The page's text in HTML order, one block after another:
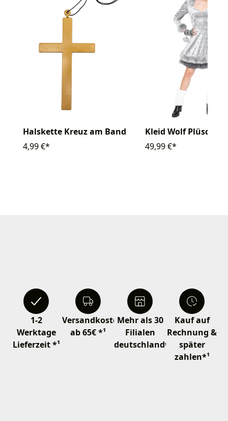
Halskette Kreuz am Band
4,99 €*
Kleid Wolf Plüsch
49,99 €*
1-2
Werktage
Lieferzeit *¹
Versandkostenfrei
ab 65€ *¹
Mehr als 30
Filialen
deutschlandweit
Kauf auf
Rechnung &
später
zahlen*¹